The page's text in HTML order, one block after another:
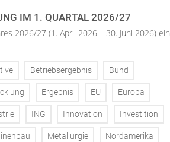
IM 1. QUARTAL 2026/27
2026/27 (1. April 2026 – 30. Juni 2026) ein
Betriebsergebnis Bund
Ergebnis EU Europa
ING Innovation Investition
Metallurgie Nordamerika